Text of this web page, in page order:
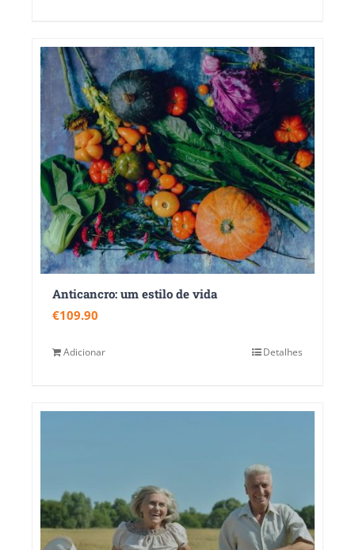
Anticancro: um estilo de vida
€109.90
Adicionar Detalhes